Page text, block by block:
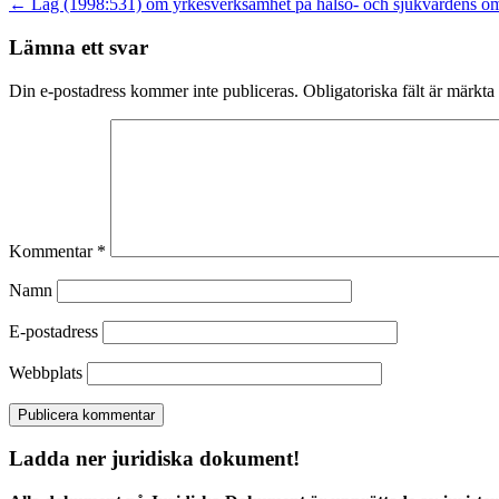
← Lag (1998:531) om yrkesverksamhet på hälso- och sjukvårdens
Lämna ett svar
Din e-postadress kommer inte publiceras. Obligatoriska fält är märkta
Kommentar *
Namn
E-postadress
Webbplats
Ladda ner juridiska dokument!